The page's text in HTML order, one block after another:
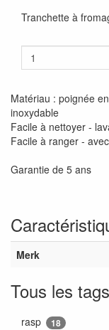
Tranchette à
Matériau : poignée
inoxydable
Facile à nettoyer -
Facile à ranger -
Garantie de 5 ans
Merk
Tous les tags
rasp 18